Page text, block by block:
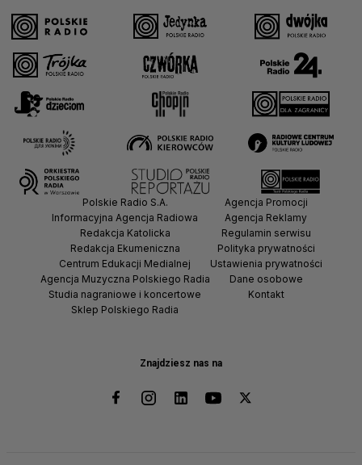
Znajdziesz nas na
Polskie Radio S.A.
Informacyjna Agencja Radiowa
Redakcja Katolicka
Redakcja Ekumeniczna
Centrum Edukacji Medialnej
Agencja Muzyczna Polskiego Radia
Studia nagraniowe i koncertowe
Sklep Polskiego Radia
Agencja Promocji
Agencja Reklamy
Regulamin serwisu
Polityka prywatności
Ustawienia prywatności
Dane osobowe
Kontakt